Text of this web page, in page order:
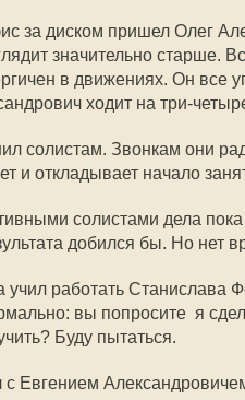
за диском пришел Олег
значительно старше.
в движениях. Он все
ходит на три-
солистам. Звонкам они
и откладывает начало
солистами дела
добился бы. Но нет
учил работать Станислава
вы попросите  я
Буду пытаться.
с Евгением